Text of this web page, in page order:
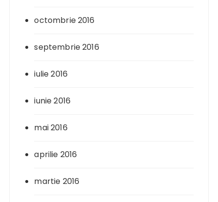
octombrie 2016
septembrie 2016
iulie 2016
iunie 2016
mai 2016
aprilie 2016
martie 2016